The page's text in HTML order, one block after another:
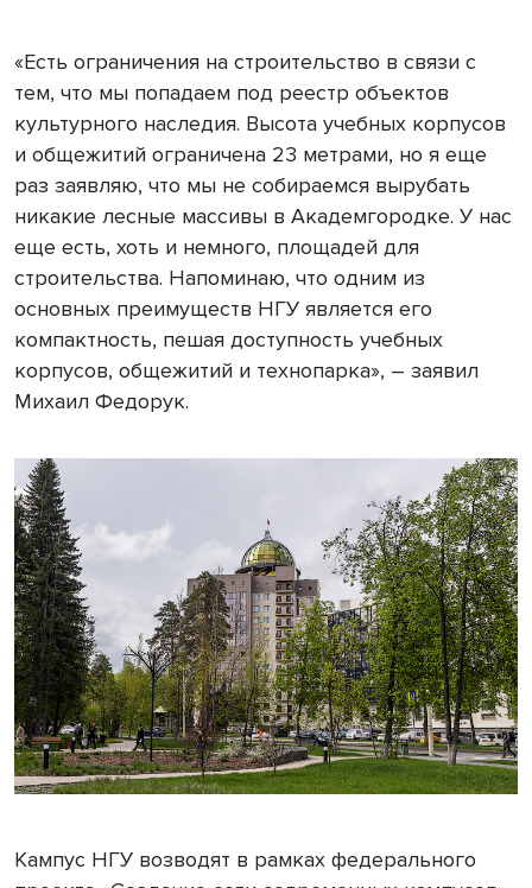
«Есть ограничения на строительство в связи с
тем, что мы попадаем под реестр объектов
культурного наследия. Высота учебных корпусов
и общежитий ограничена 23 метрами, но я еще
раз заявляю, что мы не собираемся вырубать
никакие лесные массивы в Академгородке. У нас
еще есть, хоть и немного, площадей для
строительства. Напоминаю, что одним из
основных преимуществ НГУ является его
компактность, пешая доступность учебных
корпусов, общежитий и технопарка», – заявил
Михаил Федорук.
Кампус НГУ возводят в рамках федерального